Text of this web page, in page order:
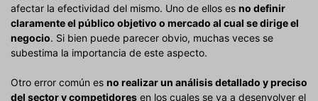
afectar la efectividad del mismo. Uno de ellos es no definir
claramente el público objetivo o mercado al cual se dirige el
negocio. Si bien puede parecer obvio, muchas veces se
subestima la importancia de este aspecto.
Otro error común es no realizar un análisis detallado y preciso
del sector y competidores en los cuales se va a desenvolver el